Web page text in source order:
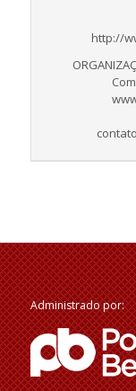
http://
Administrado por: